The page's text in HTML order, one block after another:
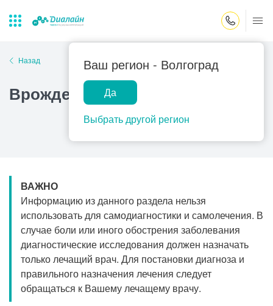
Ваш регион - Волгоград
Да
Выбрать другой регион
Лаборатории
Центр помощи
на дому
Закрыть поиск
Популярные запросы
Прием гинеколога
Прием гастроэнтеролога
Прием офтальмолога
Прием уролога
Прием хирурга
Прием кардиолога
Назад
Врожденный дискератоз
ВАЖНО
Информацию из данного раздела нельзя
использовать для самодиагностики и самолечения. В
случае боли или иного обострения заболевания
диагностические исследования должен назначать
только лечащий врач. Для постановки диагноза и
правильного назначения лечения следует
обращаться к Вашему лечащему врачу.